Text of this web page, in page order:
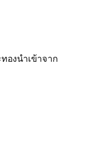
องนำเข้าจาก